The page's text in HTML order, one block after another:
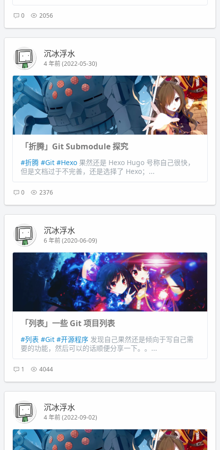
0 2056
沉冰浮水
4 年前 (2022-05-30)
「折腾」Git Submodule 探究
#折腾 #Git #Hexo 果然还是 Hexo Hugo 号称自己很快，
但是文档过于不完善，还是选择了 Hexo；...
0 2376
沉冰浮水
6 年前 (2020-06-09)
「列表」一些 Git 项目列表
#列表 #Git #开源程序 发现自己果然还是倾向于写自己需
要的功能，然后可以的话顺便分享一下。。...
1 4044
沉冰浮水
4 年前 (2022-09-02)